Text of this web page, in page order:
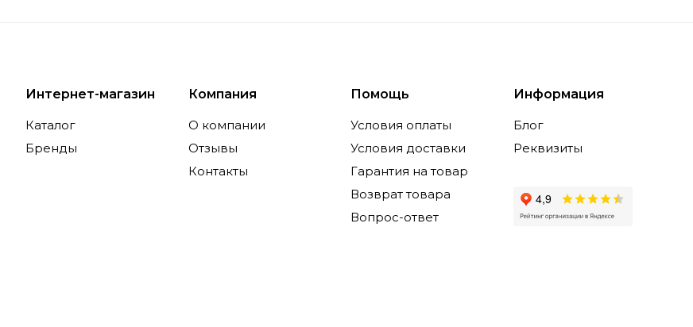
Интернет-магазин
Каталог
Бренды
Компания
О компании
Отзывы
Контакты
Помощь
Условия оплаты
Условия доставки
Гарантия на товар
Возврат товара
Вопрос-ответ
Информация
Блог
Реквизиты